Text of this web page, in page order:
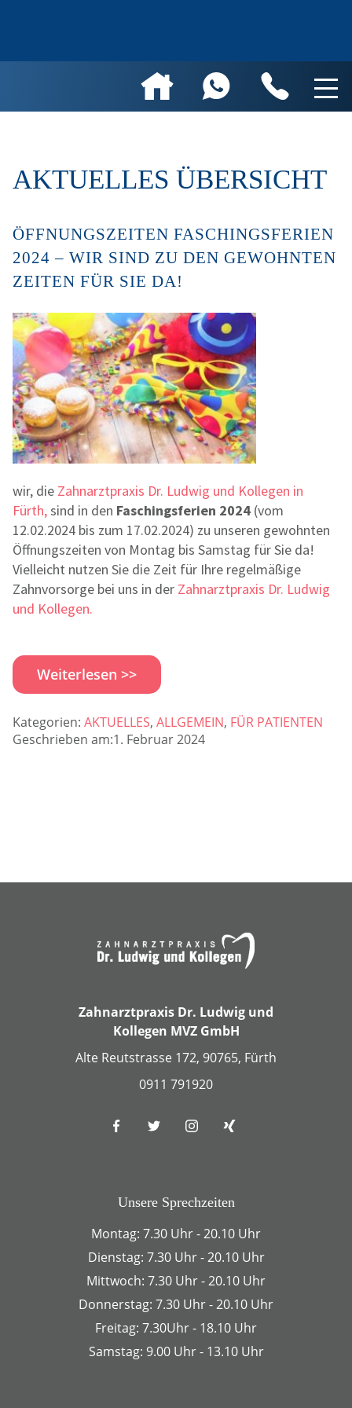
AKTUELLES ÜBERSICHT
ÖFFNUNGSZEITEN FASCHINGSFERIEN
2024 – WIR SIND ZU DEN GEWOHNTEN
ZEITEN FÜR SIE DA!
wir, die Zahnarztpraxis Dr. Ludwig und Kollegen in
Fürth,sind in den Faschingsferien 2024 (vom
12.02.2024 bis zum 17.02.2024) zu unseren gewohnten
Öffnungszeiten von Montag bis Samstag für Sie da!
Vielleicht nutzen Sie die Zeit für Ihre regelmäßige
Zahnvorsorge bei uns in der Zahnarztpraxis Dr. Ludwig
und Kollegen.
Weiterlesen >>
Kategorien: AKTUELLES, ALLGEMEIN, FÜR PATIENTEN
Geschrieben am:1. Februar 2024
Zahnarztpraxis Dr. Ludwig und
Kollegen MVZ GmbH
Alte Reutstrasse 172, 90765, Fürth
0911 791920
Unsere Sprechzeiten
Montag: 7.30 Uhr - 20.10 Uhr
Dienstag: 7.30 Uhr - 20.10 Uhr
Mittwoch: 7.30 Uhr - 20.10 Uhr
Donnerstag: 7.30 Uhr - 20.10 Uhr
Freitag: 7.30Uhr - 18.10 Uhr
Samstag: 9.00 Uhr - 13.10 Uhr